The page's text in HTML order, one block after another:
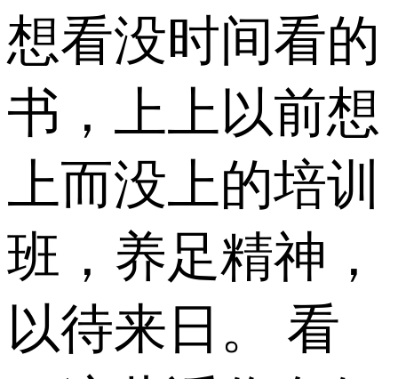
想看没时间看的
书，上上以前想
上而没上的培训
班，养足精神，
以待来日。 看